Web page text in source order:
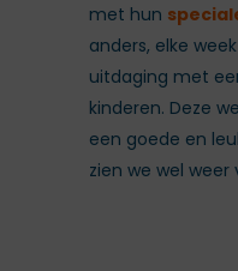
met hun
anders, elke
uitdaging met
kinderen. Deze
een goede en
zien we wel weer